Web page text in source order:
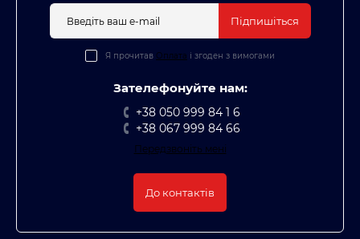
Підпишіться
Я прочитав Оплата і згоден з вимогами
Зателефонуйте нам:
+38 050 999 84 1 6
+38 067 999 84 66
Передзвоніть мені
До контактів